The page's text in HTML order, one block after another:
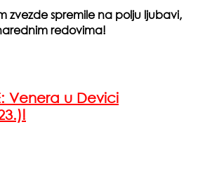
zvezde spremile na polju ljubavi,
redovima!
Venera u Devici